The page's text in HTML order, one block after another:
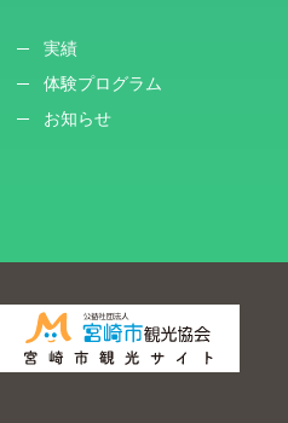
実績
体験プログラム
お知らせ